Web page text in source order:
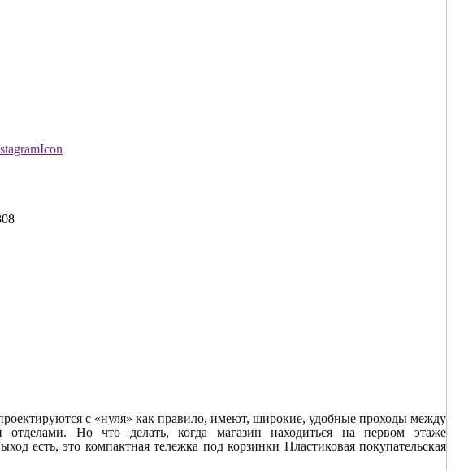
с «нуля» как правило, имеют, широкие, удобные проходы между
Но что делать, когда магазин находиться на первом этаже
есть, это компактная тележка под корзинки Пластиковая покупательская